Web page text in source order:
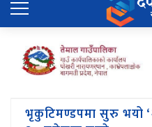
भृकुटिमण्डपमा सुरु भयो